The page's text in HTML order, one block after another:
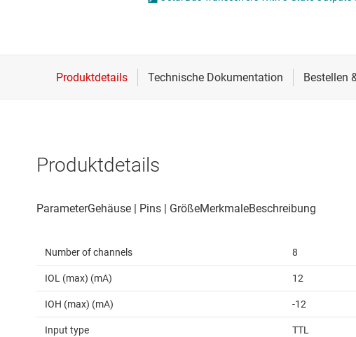
Drahtlose Konnektivität
Produktdetails
Number of channels 8
IOL (max) (mA) 12
IOH (max) (mA) -12
Input type TTL